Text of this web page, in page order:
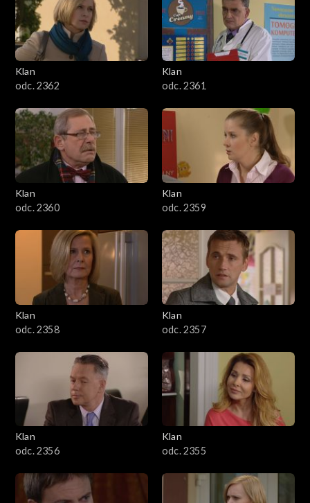
Klan
odc. 2362
Klan
odc. 2361
Klan
odc. 2360
Klan
odc. 2359
Klan
odc. 2358
Klan
odc. 2357
Klan
odc. 2356
Klan
odc. 2355